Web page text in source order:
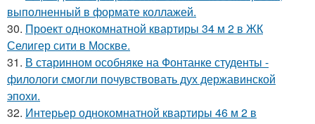
выполненный в формате коллажей.
30. Проект однокомнатной квартиры 34 м 2 в ЖК
Селигер сити в Москве.
31. В старинном особняке на Фонтанке студенты -
филологи смогли почувствовать дух державинской
эпохи.
32. Интерьер однокомнатной квартиры 46 м 2 в